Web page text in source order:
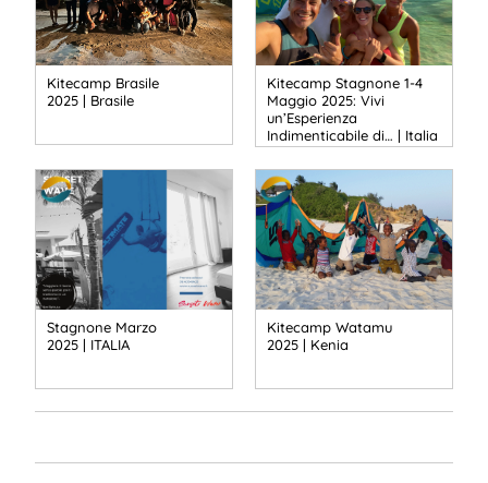
Kitecamp Brasile
2025 | Brasile
Kitecamp Stagnone 1-4
Maggio 2025: Vivi
un’Esperienza
Indimenticabile di… | Italia
Stagnone Marzo
2025 | ITALIA
Kitecamp Watamu
2025 | Kenia